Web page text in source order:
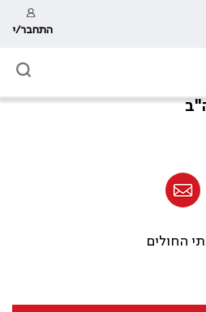
התחבר/י
החולים